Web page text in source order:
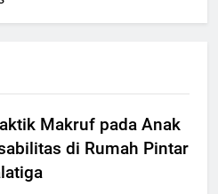
Makruf pada Anak
di Rumah Pintar